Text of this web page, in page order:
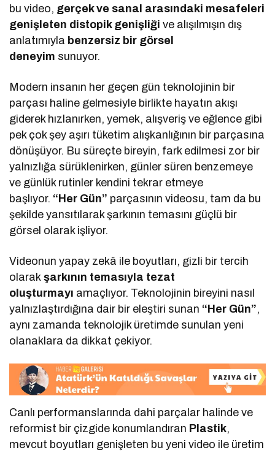
bu video, gerçek ve sanal arasındaki mesafeleri
genişleten distopik genişliği ve alışılmışın dış
anlatımıyla benzersiz bir görsel
deneyim sunuyor.
Modern insanın her geçen gün teknolojinin bir
parçası haline gelmesiyle birlikte hayatın akışı
giderek hızlanırken, yemek, alışveriş ve eğlence gibi
pek çok şey aşırı tüketim alışkanlığının bir parçasına
dönüşüyor. Bu süreçte bireyin, fark edilmesi zor bir
yalnızlığa sürüklenirken, günler süren benzemeye
ve günlük rutinler kendini tekrar etmeye
başlıyor. “Her Gün” parçasının videosu, tam da bu
şekilde yansıtılarak şarkının temasını güçlü bir
görsel olarak işliyor.
Videonun yapay zekâ ile boyutları, gizli bir tercih
olarakşarkının temasıyla tezat
oluşturmayı amaçlıyor. Teknolojinin bireyini nasıl
yalnızlaştırdığına dair bir eleştiri sunan “Her Gün”,
aynı zamanda teknolojik üretimde sunulan yeni
olanaklara da dikkat çekiyor.
Canlı performanslarında dahi parçalar halinde ve
reformist bir çizgide konumlandıran Plastik,
mevcut boyutları genişleten bu yeni video ile üretim